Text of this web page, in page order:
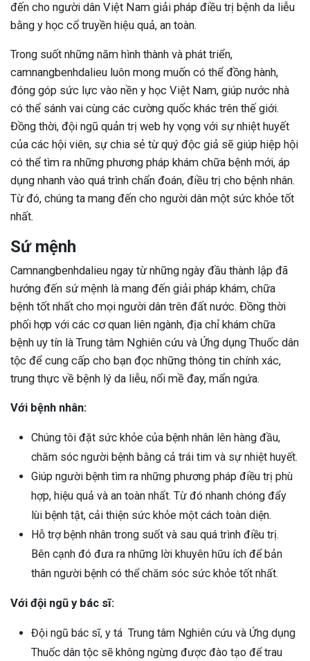
đến cho người dân Việt Nam giải pháp điều trị bệnh da liễu
bằng y học cổ truyền hiệu quả, an toàn.
Trong suốt những năm hình thành và phát triển,
camnangbenhdalieu luôn mong muốn có thể đồng hành,
đóng góp sức lực vào nền y học Việt Nam, giúp nước nhà
có thể sánh vai cùng các cường quốc khác trên thế giới.
Đồng thời, đội ngũ quản trị web hy vọng với sự nhiệt huyết
của các hội viên, sự chia sẻ từ quý độc giả sẽ giúp hiệp hội
có thể tìm ra những phương pháp khám chữa bệnh mới, áp
dụng nhanh vào quá trình chẩn đoán, điều trị cho bệnh nhân.
Từ đó, chúng ta mang đến cho người dân một sức khỏe tốt
nhất.
Sứ mệnh
Camnangbenhdalieu ngay từ những ngày đầu thành lập đã
hướng đến sứ mệnh là mang đến giải pháp khám, chữa
bệnh tốt nhất cho mọi người dân trên đất nước. Đồng thời
phối hợp với các cơ quan liên ngành, địa chỉ khám chữa
bệnh uy tín là Trung tâm Nghiên cứu và Ứng dụng Thuốc dân
tộc để cung cấp cho bạn đọc những thông tin chính xác,
trung thực về bệnh lý da liễu, nổi mề đay, mẩn ngứa.
Với bệnh nhân:
Chúng tôi đặt sức khỏe của bệnh nhân lên hàng đầu,
chăm sóc người bệnh bằng cả trái tim và sự nhiệt huyết.
Giúp người bệnh tìm ra những phương pháp điều trị phù
hợp, hiệu quả và an toàn nhất. Từ đó nhanh chóng đẩy
lùi bệnh tật, cải thiện sức khỏe một cách toàn diện.
Hỗ trợ bệnh nhân trong suốt và sau quá trình điều trị.
Bên cạnh đó đưa ra những lời khuyên hữu ích để bản
thân người bệnh có thể chăm sóc sức khỏe tốt nhất.
Với đội ngũ y bác sĩ:
Đội ngũ bác sĩ, y tá Trung tâm Nghiên cứu và Ứng dụng
Thuốc dân tộc sẽ không ngừng được đào tạo để trau